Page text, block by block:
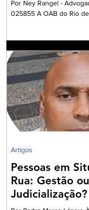
Por Ney Rangel -
025855 A OAB do Rio
Comissões formadas por
Advogadas com a
a Garantia Constitucional
nossa Carta Política de
grandioso Projeto de
dos Advogados na
profissionais da
Pessoas em
Rua: Gestão ou
Judicialização?
Artigos